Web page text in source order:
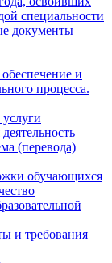
специальности
документы
и
процесса.
(перевода)
обучающихся
и требования